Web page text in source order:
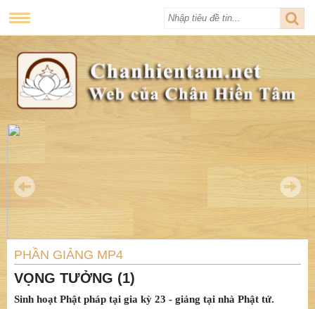
PHẦN GIẢNG MP4
VỌNG TƯỞNG (1)
Sinh hoạt Phật pháp tại gia kỳ 23 - giảng tại nhà Phật tử.